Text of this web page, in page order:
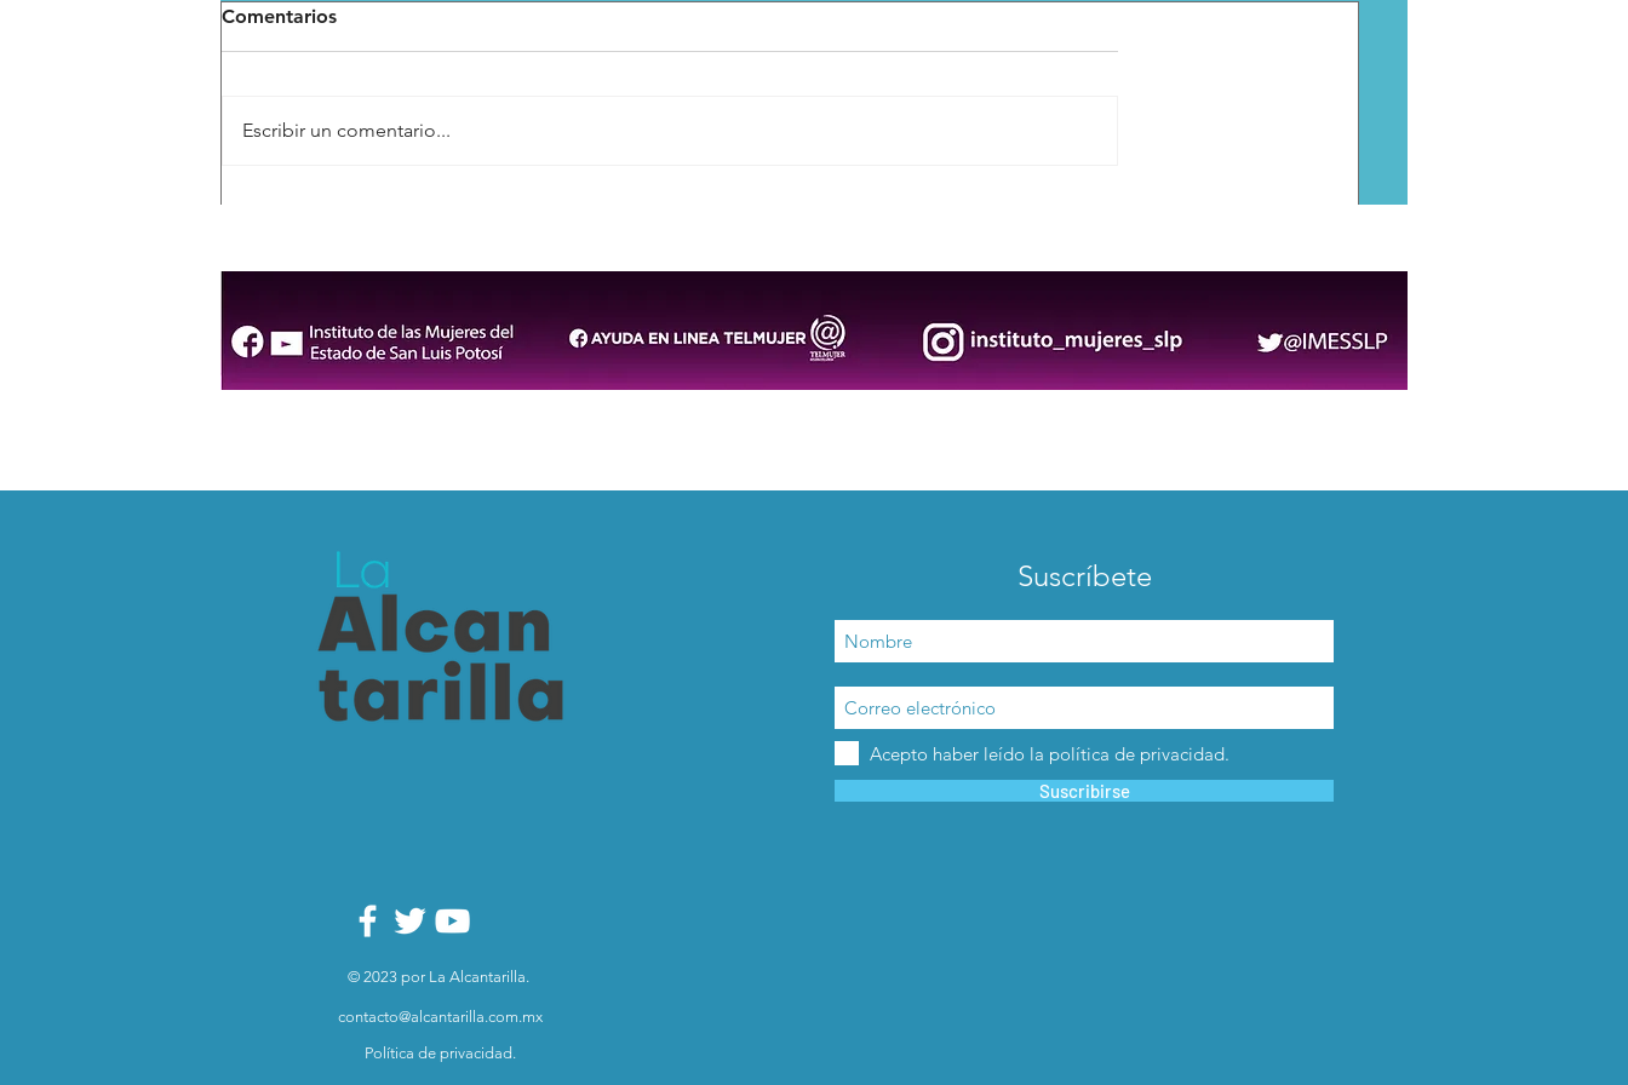
Comentarios
Escribir un comentario...
Suscríbete
Acepto haber leído la política de privacidad.
Suscribirse
© 2023 por La Alcantarilla.
contacto@alcantarilla.com.mx
Política de privacidad.